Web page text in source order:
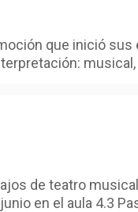
que inició
de teatro
en el aula 4.3